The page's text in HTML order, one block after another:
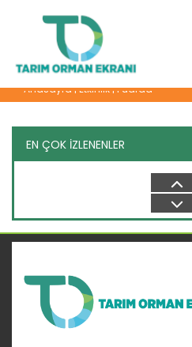
Anasayfa|Etkinlik|Fuarda
EN ÇOK İZLENENLER